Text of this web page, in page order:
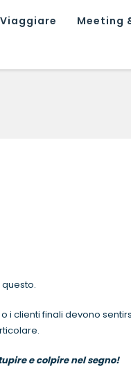
Meeting
i clienti finali devono
e colpire nel segno!